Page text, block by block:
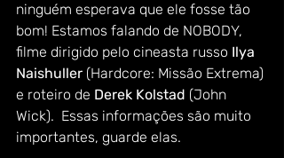
ninguém esperava que ele fosse tão
bom! Estamos falando de NOBODY,
filme dirigido pelo cineasta russo Ilya
Naishuller (Hardcore: Missão Extrema)
e roteiro de Derek Kolstad (John
Wick).  Essas informações são muito
importantes, guarde elas.